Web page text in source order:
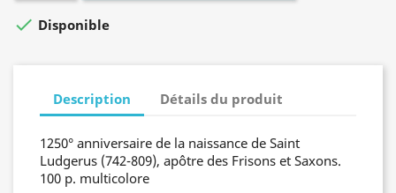
 Disponible
Description Détails du produit
1250° anniversaire de la naissance de Saint
Ludgerus (742-809), apôtre des Frisons et Saxons.
100 p. multicolore